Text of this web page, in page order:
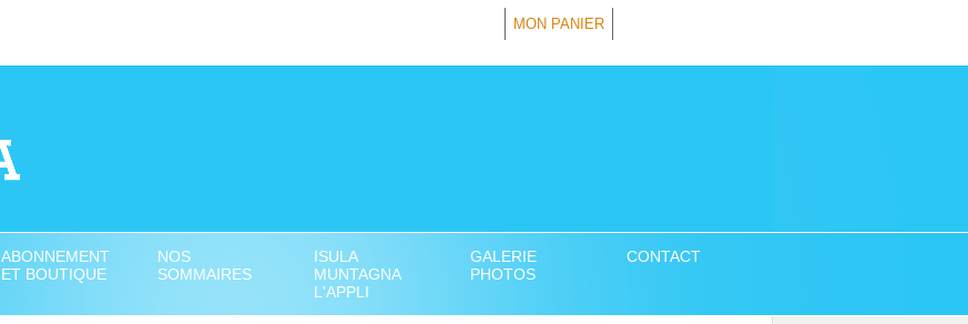
MON PANIER
ABONNEMENT
ET BOUTIQUE
NOS
SOMMAIRES
ISULA
MUNTAGNA
L'APPLI
GALERIE
PHOTOS
CONTACT